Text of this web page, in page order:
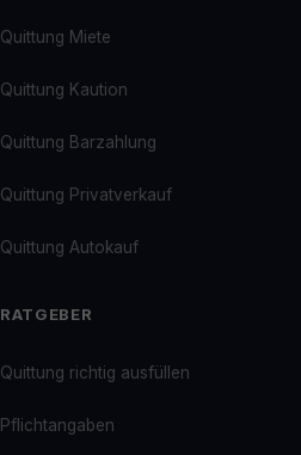
Quittung Miete
Quittung Kaution
Quittung Barzahlung
Quittung Privatverkauf
Quittung Autokauf
RATGEBER
Quittung richtig ausfüllen
Pflichtangaben